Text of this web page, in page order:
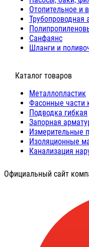
Отопительное и
Трубопроводная
Санфаянс
Шланги и
⠀Каталог товаров
Металлопластик
Фасонные части
Подводка гибкая
Запорная
Измерительные
Изоляционные
Канализация
Официальный сайт